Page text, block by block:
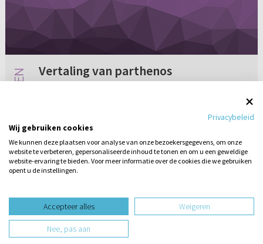
Vertaling van parthenos
met "maagd" vertalen en hetzelfde woord in
Matt. 25:1 met "meisje" (meervoud). Terwijl het
betekenisveld toch me...
Geen reacties 06-07-2012
design website door
website-ontwikkeling door
een vraag
Privacybeleid
Wij gebruiken cookies
We kunnen deze plaatsen voor analyse van onze bezoekersgegevens, om onze
website te verbeteren, gepersonaliseerde inhoud te tonen en om u een geweldige
website-ervaring te bieden. Voor meer informatie over de cookies die we gebruiken
opent u de instellingen.
Accepteer alles Weigeren
Nee, pas aan